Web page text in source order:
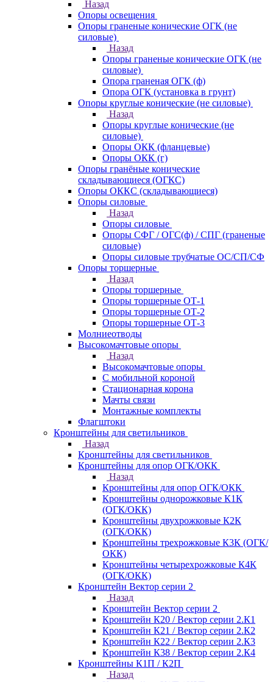
Назад
Опоры освещения
Опоры граненые конические ОГК (не
силовые)
Назад
Опоры граненые конические ОГК (не
силовые)
Опора граненая ОГК (ф)
Опора ОГК (установка в грунт)
Опоры круглые конические (не силовые)
Назад
Опоры круглые конические (не
силовые)
Опоры ОКК (фланцевые)
Опоры ОКК (г)
Опоры гранёные конические
складывающиеся (ОГКС)
Опоры ОККС (складывающиеся)
Опоры силовые
Назад
Опоры силовые
Опоры СФГ / ОГС(ф) / СПГ (граненые
силовые)
Опоры силовые трубчатые ОС/СП/СФ
Опоры торшерные
Назад
Опоры торшерные
Опоры торшерные ОТ-1
Опоры торшерные ОТ-2
Опоры торшерные ОТ-3
Молниеотводы
Высокомачтовые опоры
Назад
Высокомачтовые опоры
С мобильной короной
Стационарная корона
Мачты связи
Монтажные комплекты
Флагштоки
Кронштейны для светильников
Назад
Кронштейны для светильников
Кронштейны для опор ОГК/ОКК
Назад
Кронштейны для опор ОГК/ОКК
Кронштейны однорожковые К1К
(ОГК/ОКК)
Кронштейны двухрожковые К2К
(ОГК/ОКК)
Кронштейны трехрожковые К3К (ОГК/
ОКК)
Кронштейны четырехрожковые К4К
(ОГК/ОКК)
Кронштейн Вектор серии 2
Назад
Кронштейн Вектор серии 2
Кронштейн К20 / Вектор серии 2.К1
Кронштейн К21 / Вектор серии 2.К2
Кронштейн К22 / Вектор серии 2.К3
Кронштейн К38 / Вектор серии 2.К4
Кронштейны К1П / К2П
Назад